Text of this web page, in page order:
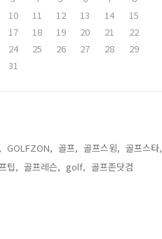
10 11 12 13 14
15
17 18 19 20 21
22
24 25 26 27 28
29
31
GOLFZON, 골프, 골프스윙, 골프스타,
팁, 골프레슨, golf, 골프존닷컴,